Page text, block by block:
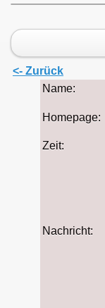
<- Zurück
Name:
Homepage:
Zeit:
Nachricht: